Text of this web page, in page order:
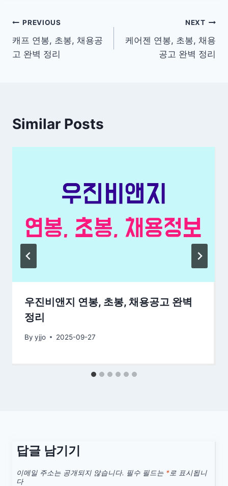
글
탐
PREVIOUS
캐프 연봉, 초봉, 채용공
고 완벽 정리
NEXT
케어젠 연봉, 초봉, 채용
공고 완벽 정리
Similar Posts
우진비앤지 연봉, 초봉, 채용공고 완벽
정리
By yjjo 2025-09-27
답글 남기기
이메일 주소는 공개되지 않습니다. 필수 필드는 *로 표시됩니
다